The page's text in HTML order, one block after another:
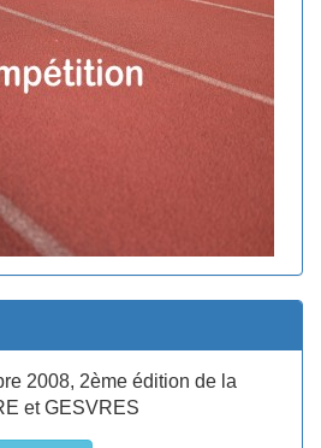
2008, 2ème édition de la
et GESVRES